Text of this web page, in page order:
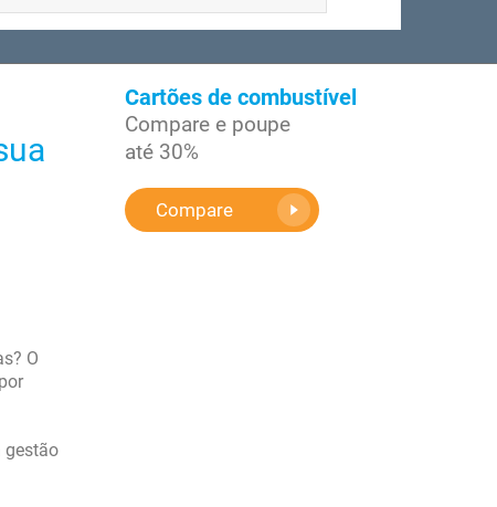
O
gestão
Cartões de combustível
Compare e poupe
até 30%
Compare